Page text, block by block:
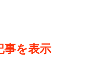
事を表示